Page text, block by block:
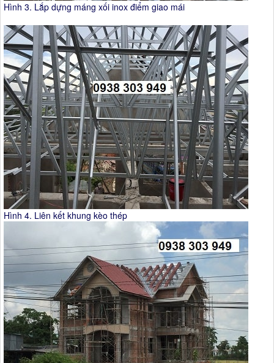
Hình 3. Lắp dựng máng xối inox điểm giao mái
Hình 4. Liên kết khung kèo thép